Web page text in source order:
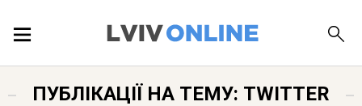
ПУБЛІКАЦІЇ НА ТЕМУ: TWITTER